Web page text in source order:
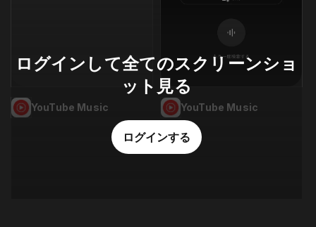
YouTube Music YouTube Music
ログインして全てのスクリーンショ
ット見る
ログインする